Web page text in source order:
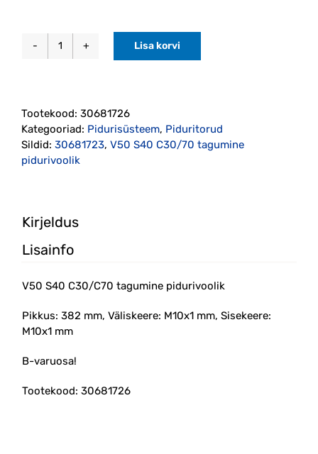
V50
pidurivoolik
(30681726)
kogus
Lisa korvi
Tootekood: 30681726
Kategooriad: Pidurisüsteem, Piduritorud
Sildid: 30681723, V50 S40 C30/70 tagumine
pidurivoolik
Kirjeldus
Lisainfo
V50 S40 C30/C70 tagumine pidurivoolik
Pikkus: 382 mm, Väliskeere: M10x1 mm, Sisekeere:
M10x1 mm
B-varuosa!
Tootekood: 30681726